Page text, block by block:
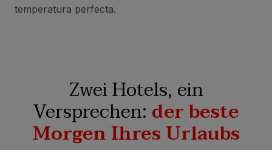
temperatura perfecta.
Zwei Hotels, ein
Versprechen: der beste
Morgen Ihres Urlaubs